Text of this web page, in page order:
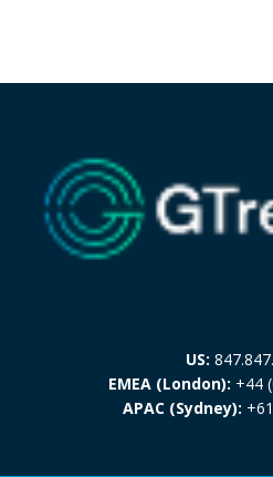
US:
EMEA (London): +44
APAC (Sydney):